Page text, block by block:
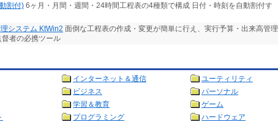
割付) 6ヶ月・月間・週間・24時間工程表の4種類で構成 日付・時刻を自動割付す
システム KtWin2 面倒な工程表の作成・変更が簡単に行え、実行予算・出来高管理
督者の必携ツール
インターネット＆通信
ユーティリティ
ビジネス
パーソナル
学習＆教育
ゲーム
プログラミング
ハードウェア